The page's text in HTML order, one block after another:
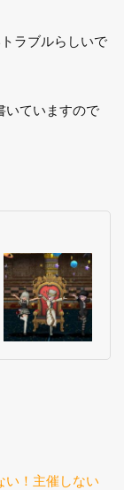
ラブルらしいで
いていますので
い！主催しない